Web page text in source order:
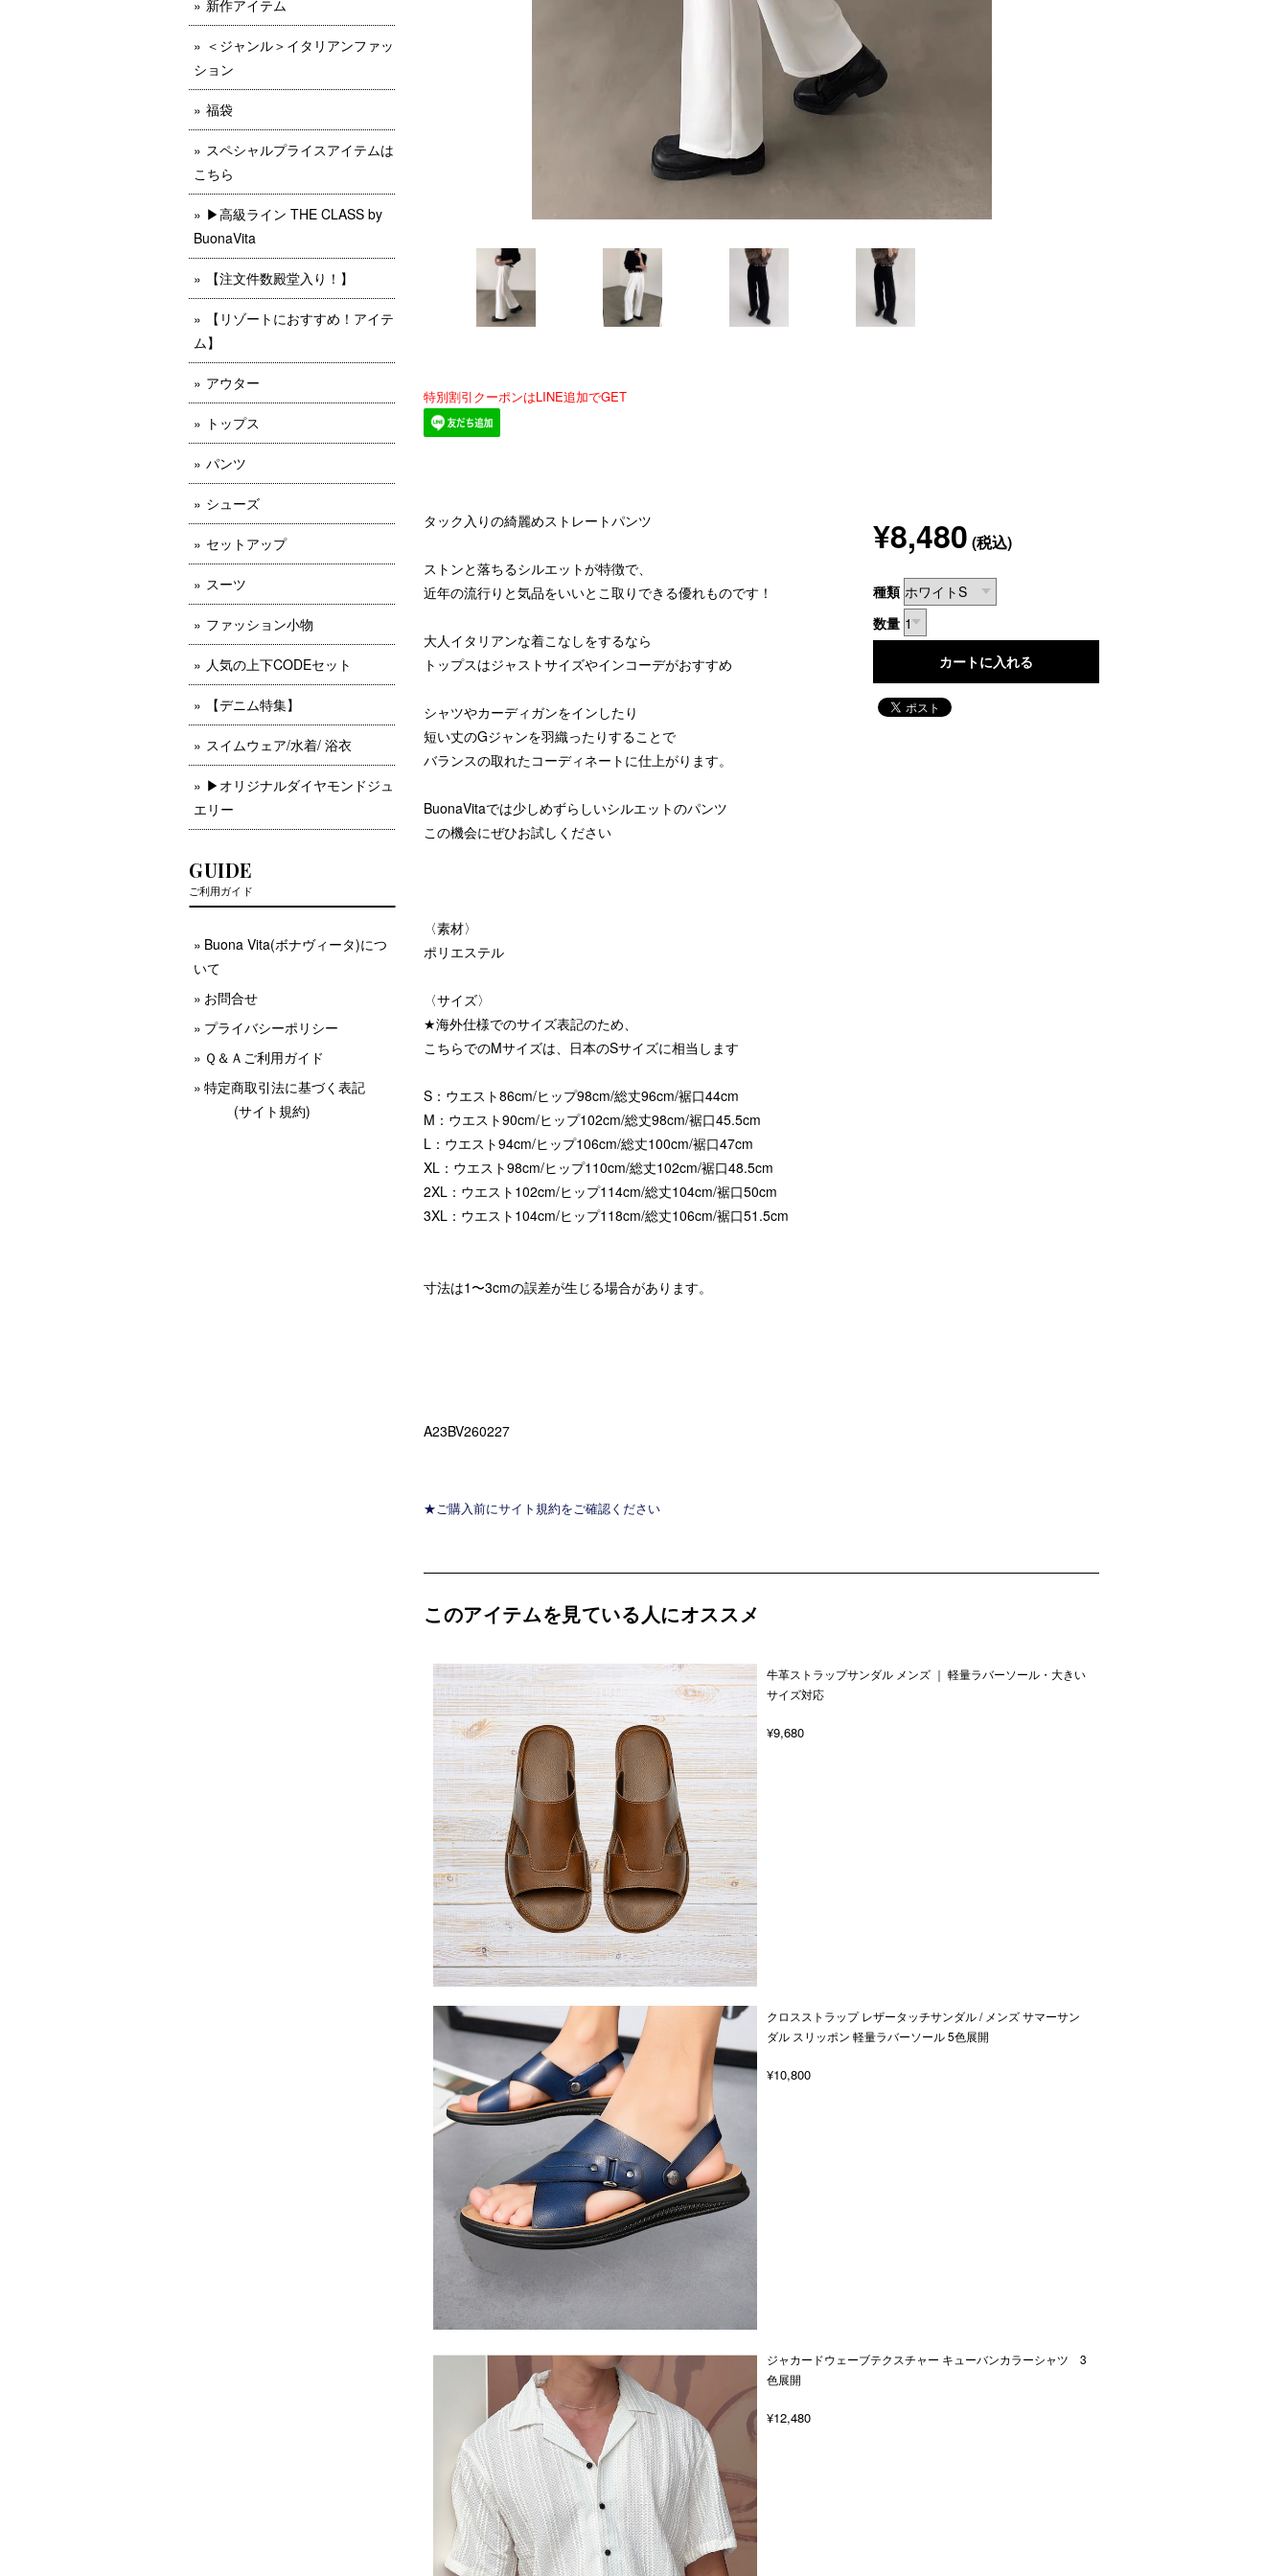
特別割引クーポンはLINE追加でGET
タック入りの綺麗めストレートパンツ
ストンと落ちるシルエットが特徴で、
近年の流行りと気品をいいとこ取りできる優れものです！
大人イタリアンな着こなしをするなら
トップスはジャストサイズやインコーデがおすすめ
シャツやカーディガンをインしたり
短い丈のGジャンを羽織ったりすることで
バランスの取れたコーディネートに仕上がります。
BuonaVitaでは少しめずらしいシルエットのパンツ
この機会にぜひお試しください
〈素材〉
ポリエステル
〈サイズ〉
★海外仕様でのサイズ表記のため、
こちらでのMサイズは、日本のSサイズに相当します
S：ウエスト86cm/ヒップ98cm/総丈96cm/裾口44cm
M：ウエスト90cm/ヒップ102cm/総丈98cm/裾口45.5cm
L：ウエスト94cm/ヒップ106cm/総丈100cm/裾口47cm
XL：ウエスト98cm/ヒップ110cm/総丈102cm/裾口48.5cm
2XL：ウエスト102cm/ヒップ114cm/総丈104cm/裾口50cm
3XL：ウエスト104cm/ヒップ118cm/総丈106cm/裾口51.5cm
寸法は1〜3cmの誤差が生じる場合があります。
A23BV260227
★ご購入前にサイト規約をご確認ください
¥8,480 (税込)
種類
数量
このアイテムを見ている人にオススメ
牛革ストラップサンダル メンズ ｜ 軽量ラバーソール・大きい
サイズ対応
¥9,680
クロスストラップ レザータッチサンダル / メンズ サマーサン
ダル スリッポン 軽量ラバーソール 5色展開
¥10,800
ジャカードウェーブテクスチャー キューバンカラーシャツ 3
色展開
¥12,480
新作アイテム
＜ジャンル＞イタリアンファッ
ション
福袋
スペシャルプライスアイテムは
こちら
▶︎高級ライン THE CLASS by
BuonaVita
【注文件数殿堂入り！】
【リゾートにおすすめ！アイテ
ム】
アウター
トップス
パンツ
シューズ
セットアップ
スーツ
ファッション小物
人気の上下CODEセット
【デニム特集】
スイムウェア/水着/ 浴衣
▶︎オリジナルダイヤモンドジュ
エリー
GUIDE
ご利用ガイド
Buona Vita(ボナヴィータ)につ
いて
お問合せ
プライバシーポリシー
Ｑ＆Ａご利用ガイド
特定商取引法に基づく表記
(サイト規約)